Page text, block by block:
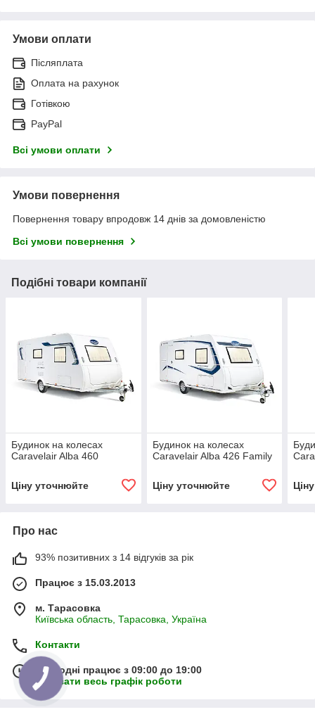
Умови оплати
Післяплата
Оплата на рахунок
Готівкою
PayPal
Всі умови оплати
Умови повернення
Повернення товару впродовж 14 днів за домовленістю
Всі умови повернення
Подібні товари компанії
Будинок на колесах
Caravelair Alba 460
Ціну уточнюйте
Будинок на колесах
Caravelair Alba 426 Family
Ціну уточнюйте
Про нас
93% позитивних з 14 відгуків за рік
Працює з 15.03.2013
м. Тарасовка
Київська область, Тарасовка, Україна
Контакти
Сьогодні працює з 09:00 до 19:00
Показати весь графік роботи